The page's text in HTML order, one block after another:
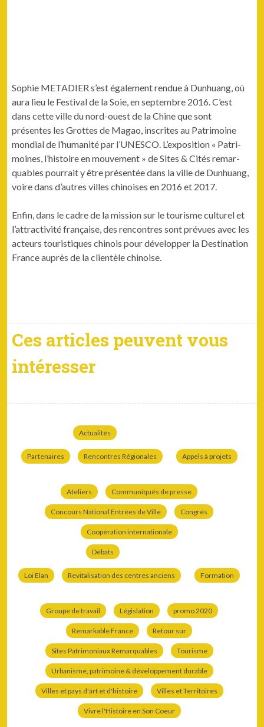
Sophie METADIER s’est égale­ment ren­due à Dun­huang, où
aura lieu le Fes­ti­val de la Soie, en sep­tem­bre 2016. C’est
dans cette ville du nord-ouest de la Chine que sont
présentes les Grottes de Mag­ao, inscrites au Pat­ri­moine
mon­di­al de l’humanité par l’UNESCO. L’exposition « Pat­ri­
moines, l’histoire en mou­ve­ment » de Sites & Cités remar­
quables pour­rait y être présen­tée dans la ville de Dun­huang,
voire dans d’autres villes chi­nois­es en 2016 et 2017.
Enfin, dans le cadre de la mis­sion sur le tourisme cul­turel et
l’attractivité française, des ren­con­tres sont prévues avec les
acteurs touris­tiques chi­nois pour dévelop­per la Des­ti­na­tion
France auprès de la clien­tèle chinoise.
Ces articles peuvent vous
intéresser
Actualités
Partenaires Rencontres Régionales Appels à projets
Ateliers Communiqués de presse
Concours National Entrées de Ville Congrès
Coopération internationale
Débats
Loi Elan Revitalisation des centres anciens Formation
Groupe de travail Législation promo 2020
Remarkable France Retour sur
Sites Patrimoniaux Remarquables Tourisme
Urbanisme, patrimoine & développement durable
Villes et pays d'art et d'histoire Villes et Territoires
Vivre l'Histoire en Son Coeur